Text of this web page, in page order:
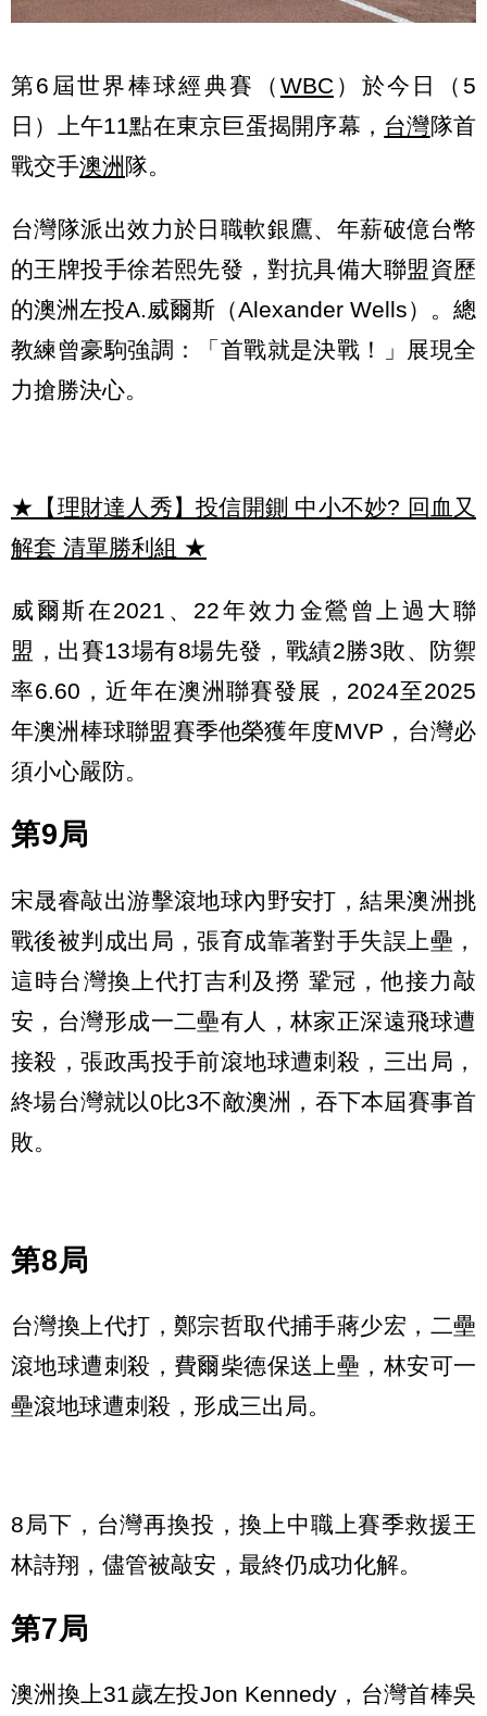
第6屆世界棒球經典賽（ WBC）於今日（5
日）上午11點在東京巨蛋揭開序幕， 台灣隊首
戰交手澳洲 隊。
台灣隊派出效力於日職軟銀鷹、年薪破億台幣
的王牌投手徐若熙先發，對抗具備大聯盟資歷
的澳洲左投A.威爾斯（Alexander Wells）。總
教練曾豪駒強調：「首戰就是決戰！」展現全
力搶勝決心。
★【理財達人秀】投信開鍘 中小不妙? 回血又
解套 清單勝利組 ★
威爾斯在2021、22年效力金鶯曾上過大聯
盟，出賽13場有8場先發，戰績2勝3敗、防禦
率6.60，近年在澳洲聯賽發展，2024至2025
年澳洲棒球聯盟賽季他榮獲年度MVP，台灣必
須小心嚴防。
第9局
宋晟睿敲出游擊滾地球內野安打，結果澳洲挑
戰後被判成出局，張育成靠著對手失誤上壘，
這時台灣換上代打吉利及撈 鞏冠，他接力敲
安，台灣形成一二壘有人，林家正深遠飛球遭
接殺，張政禹投手前滾地球遭刺殺，三出局，
終場台灣就以0比3不敵澳洲，吞下本屆賽事首
敗。
第8局
台灣換上代打，鄭宗哲取代捕手蔣少宏，二壘
滾地球遭刺殺，費爾柴德保送上壘，林安可一
壘滾地球遭刺殺，形成三出局。
8局下，台灣再換投，換上中職上賽季救援王
林詩翔，儘管被敲安，最終仍成功化解。
第7局
澳洲換上31歲左投Jon Kennedy，台灣首棒吳